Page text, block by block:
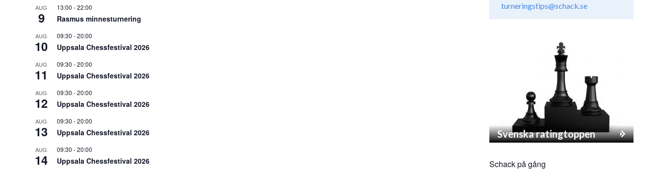
AUG
9
13:00 -22:00
Rasmus minnesturnering
AUG
10
09:30 -20:00
Uppsala Chessfestival 2026
AUG
11
09:30 -20:00
Uppsala Chessfestival 2026
AUG
12
09:30 -20:00
Uppsala Chessfestival 2026
AUG
13
09:30 -20:00
Uppsala Chessfestival 2026
AUG
14
09:30 -20:00
Uppsala Chessfestival 2026
turneringstips@schack.se
Svenska ratingtoppen
Schack på gång